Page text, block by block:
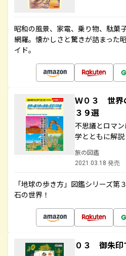
昭和の風景、家電、乗り物、駄菓
網羅。懐かしさと驚きが詰まった
イド。
Ｗ０３ 世界
３９選
不思議とロマ
学とともに解説
旅の図鑑
2021.03.18 発売
「地球の歩き方」図鑑シリーズ第
石の世界！
０３ 御朱印